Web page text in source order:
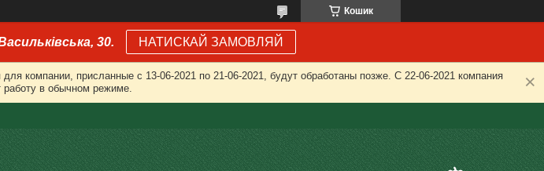
Кошик
30. НАТИСКАЙ ЗАМОВЛЯЙ
компании, присланные с 13-06-2021 по 21-06-2021, будут обработаны позже. С 22-06-2021 компания
работу в обычном режиме.